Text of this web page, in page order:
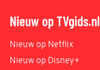
Nieuw op TVgids.nl
Nieuw op Netflix
Nieuw op Disney+